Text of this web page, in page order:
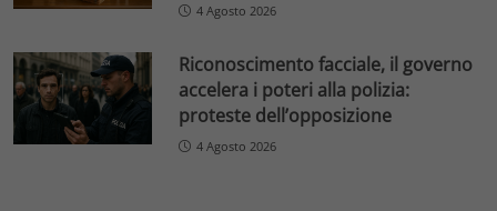
4 Agosto 2026
Riconoscimento facciale, il governo
accelera i poteri alla polizia:
proteste dell’opposizione
4 Agosto 2026